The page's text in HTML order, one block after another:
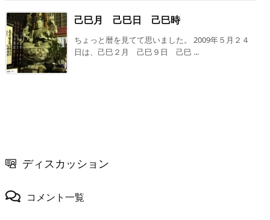
己巳月 己巳日 己巳時
ちょっと暦を見てて思いました。 2009年５月２４
日は、己巳２月 己巳９日 己巳 ...
ディスカッション
コメント一覧